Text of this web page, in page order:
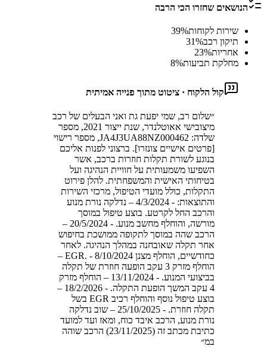
הנושאים שחזרו הכי הרבה
שירות לקוחות 39%
תיקון רכב
31%
אחריות
23%
מחלקת תביעות
8%
קול הלקוח · ציטוט מתוך פנייה אמיתית
״שלום רב, שמי יפעת גת ואני הבעלים של רכב
מיצובישי אאוטלנדר, שנת ייצור 2021, מספר
שלדה: JA4J3UA88NZ000462, מספר רישוי
[פרטים אישיים צונזרו]. ברצוני לפנות אליכם
בנוגע לשורת תקלות חוזרות ברכב, אשר
השפיעו משמעותית על חוויית הנהיגה ועל
בטיחותי האישית והמשפחתית. להלן פירוט
התקלות, כולל מועדי הטיפול, מרכזי השירות
והתוצאות: - 4/3/2024 – נדלקה נורת מנוע
והרכב החל לקרטע. בוצע טיפול במוסך
מורשה, והוחלף מחשב מנוע. - 20/5/2024 –
הרכב שהה במוסך לתקופה ממושכת בחיפוש
אחר תקלה שאובחנה במהלך הנהיגה. לאחר
כחודשיים, הוחלף מצנן EGR. - 8/10/2024 –
הוחלף מזרק 3 עקב הופעה חוזרת של תקלה
בביצועי המנוע. - 13/11/2024 – הוחלף מזרק
4 עקב המשך הופעת התקלה. - 18/2/2026 –
בוצע טיפול נוסף והוחלף רכיב EGR בשל
תקלה חוזרת. - 25/10/2025 – שוב נדלקה
נורת מנוע, הרכב איבד כוח, ומאז ועד למועד
כתיבת מכתב זה (23/11/2025) הרכב שוהה
במ״